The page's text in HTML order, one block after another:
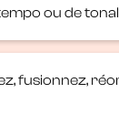
ou de
fusionnez,